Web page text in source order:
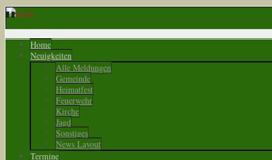
Home
Neuigkeiten
Alle Meldungen
Gemeinde
Heimatfest
Feuerwehr
Kirche
Jagd
Sonstiges
News Layout
Termine